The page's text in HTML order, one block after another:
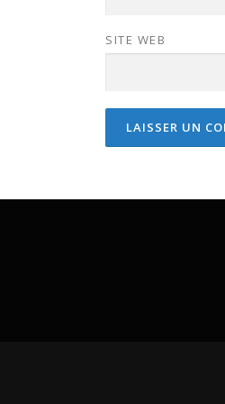
SITE WEB